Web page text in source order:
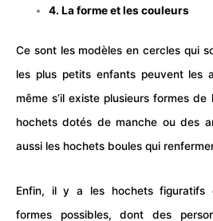
4. La forme et les couleurs
Ce sont les modèles en cercles qui
les plus petits enfants peuvent les
même s’il existe plusieurs formes
hochets dotés de manche ou des
aussi les hochets boules qui
Enfin, il y a les hochets figuratifs
formes possibles, dont des